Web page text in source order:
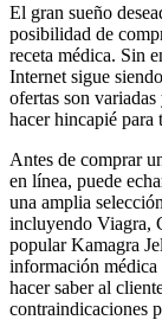
El gran sueño
posibilidad de
receta médica. Sin
Internet sigue
ofertas son
hacer hincapié para
Antes de comprar
en línea, puede
una amplia
incluyendo Viagra,
popular Kamagra
información médica
hacer saber al
contraindicaciones